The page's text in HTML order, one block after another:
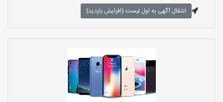
انتقال آگهی به اول لیست (افزایش بازدید)